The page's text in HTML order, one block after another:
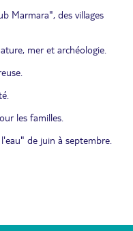
Marmara", des villages
mer et archéologie.
les familles.
de juin à septembre.